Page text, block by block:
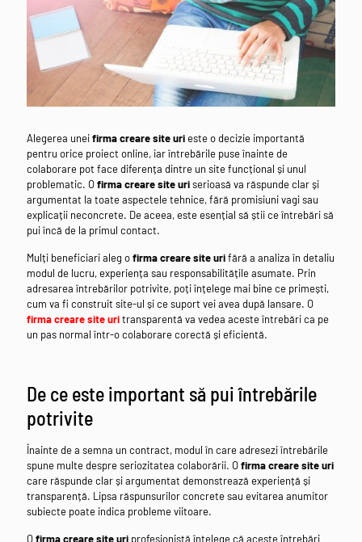
Alegerea uneifirma creare site urieste o decizie importantă
pentru orice proiect online, iar întrebările puse înainte de
colaborare pot face diferența dintre un site funcțional și unul
problematic. Ofirma creare site uriserioasă va răspunde clar și
argumentat la toate aspectele tehnice, fără promisiuni vagi sau
explicații neconcrete. De aceea, este esențial să știi ce întrebări să
pui încă de la primul contact.
Mulți beneficiari aleg ofirma creare site urifără a analiza în detaliu
modul de lucru, experiența sau responsabilitățile asumate. Prin
adresarea întrebărilor potrivite, poți înțelege mai bine ce primești,
cum va fi construit site-ul și ce suport vei avea după lansare. O
firma creare site uritransparentă va vedea aceste întrebări ca pe
un pas normal într-o colaborare corectă și eficientă.
De ce este important să pui întrebările
potrivite
Înainte de a semna un contract, modul în care adresezi întrebările
spune multe despre seriozitatea colaborării. Ofirma creare site uri
care răspunde clar și argumentat demonstrează experiență și
transparență. Lipsa răspunsurilor concrete sau evitarea anumitor
subiecte poate indica probleme viitoare.
Ofirma creare site uri profesionistă înțelege că aceste întrebări